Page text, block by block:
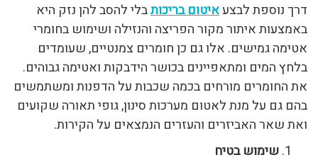
דרך נוספת לבצעאיטום בריכותבלי להסב להן נזק היא
באמצעות איתור מקור הפריצה והנזילה ושימוש בחומרי
אטימה גמישים. אלו גם כן חומרים צמנטיים, שעומדים
בלחץ המים ומתאפיינים בכושר הידבקות ואטימה גבוהים.
את החומרים מורחים בכמה שכבות על הדפנות ומשתמשים
בהם גם על מנת לאטום מערכות סינון, גופי תאורה שקועים
ואת שאר האביזרים והעזרים הנמצאים על הקירות.
שימוש בטיח